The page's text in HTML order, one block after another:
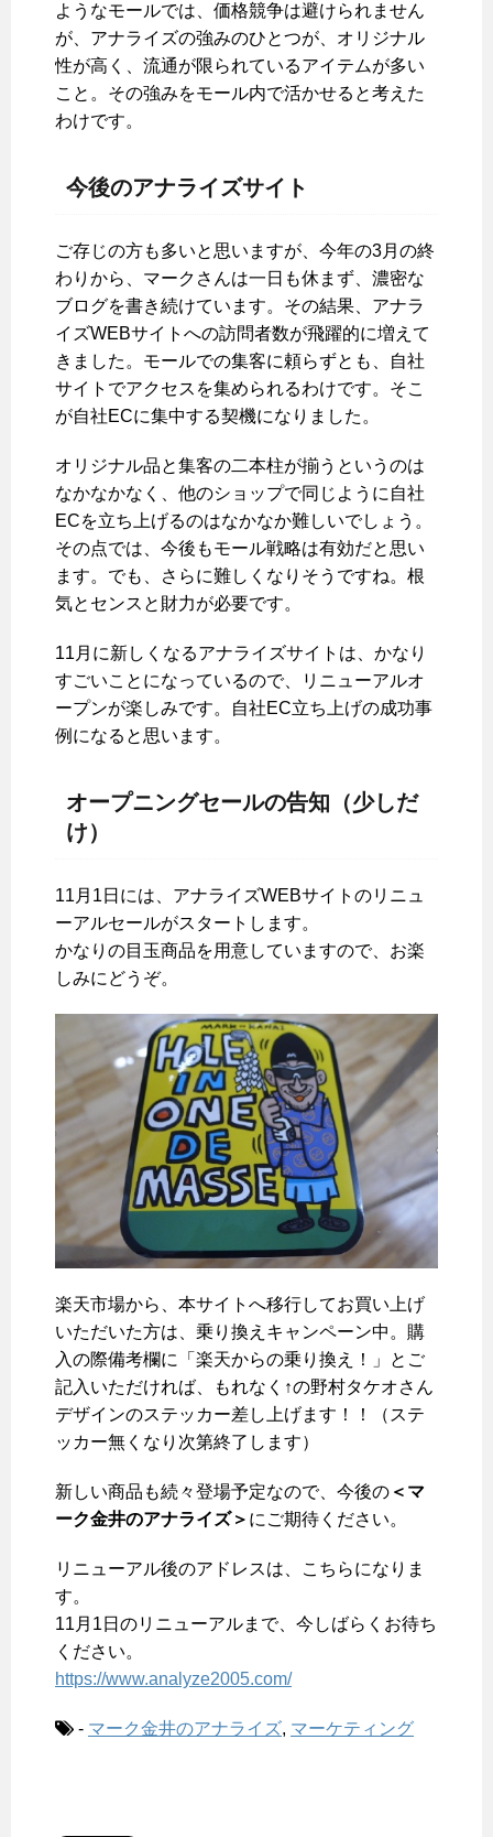
ようなモールでは、価格競争は避けられません
が、アナライズの強みのひとつが、オリジナル
性が高く、流通が限られているアイテムが多い
こと。その強みをモール内で活かせると考えた
わけです。
今後のアナライズサイト
ご存じの方も多いと思いますが、今年の3月の終
わりから、マークさんは一日も休まず、濃密な
ブログを書き続けています。その結果、アナラ
イズWEBサイトへの訪問者数が飛躍的に増えて
きました。モールでの集客に頼らずとも、自社
サイトでアクセスを集められるわけです。そこ
が自社ECに集中する契機になりました。
オリジナル品と集客の二本柱が揃うというのは
なかなかなく、他のショップで同じように自社
ECを立ち上げるのはなかなか難しいでしょう。
その点では、今後もモール戦略は有効だと思い
ます。でも、さらに難しくなりそうですね。根
気とセンスと財力が必要です。
11月に新しくなるアナライズサイトは、かなり
すごいことになっているので、リニューアルオ
ープンが楽しみです。自社EC立ち上げの成功事
例になると思います。
オープニングセールの告知（少しだ
け）
11月1日には、アナライズWEBサイトのリニュ
ーアルセールがスタートします。
かなりの目玉商品を用意していますので、お楽
しみにどうぞ。
楽天市場から、本サイトへ移行してお買い上げ
いただいた方は、乗り換えキャンペーン中。購
入の際備考欄に「楽天からの乗り換え！」とご
記入いただければ、もれなく↑の野村タケオさん
デザインのステッカー差し上げます！！（ステ
ッカー無くなり次第終了します）
新しい商品も続々登場予定なので、今後の ＜マ
ーク金井のアナライズ＞ にご期待ください。
リニューアル後のアドレスは、こちらになりま
す。
11月1日のリニューアルまで、今しばらくお待ち
ください。
https://www.analyze2005.com/
- マーク金井のアナライズ, マーケティング